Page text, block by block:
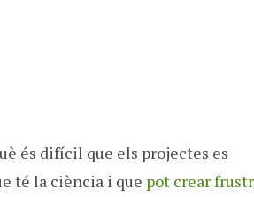
és difícil que els projectes es
té la ciència i que pot crear